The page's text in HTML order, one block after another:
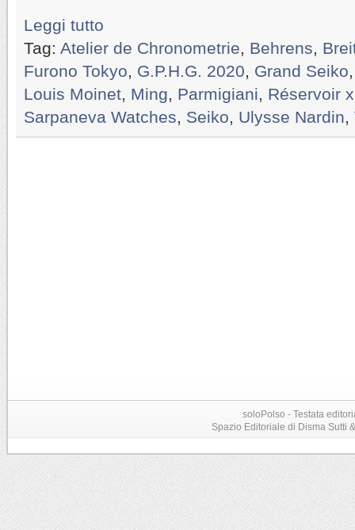
Leggi tutto
Tag: Atelier de Chronometrie Behrens
Furono Tokyo
G.P.H.G. 2020 Grand Seiko
Louis Moinet Ming Parmigiani
Réservoir
Sarpaneva Watches
Seiko Ulysse Nardin
soloPolso - Testata
Spazio Editoriale di Disma Sutti